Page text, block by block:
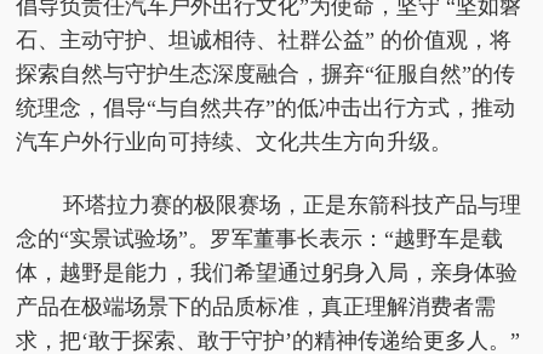
倡导负责任汽车户外出行文化”为使命，坚守 “坚如磐
石、主动守护、坦诚相待、社群公益” 的价值观，将
探索自然与守护生态深度融合，摒弃“征服自然”的传
统理念，倡导“与自然共存”的低冲击出行方式，推动
汽车户外行业向可持续、文化共生方向升级。
环塔拉力赛的极限赛场，正是东箭科技产品与理
念的“实景试验场”。罗军董事长表示：“越野车是载
体，越野是能力，我们希望通过躬身入局，亲身体验
产品在极端场景下的品质标准，真正理解消费者需
求，把‘敢于探索、敢于守护’的精神传递给更多人。”